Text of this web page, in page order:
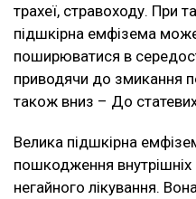
трахеї, стравоходу. При
підшкірна емфізема
поширюватися в
приводячи до змикання
також вниз – До статевих
Велика підшкірна
пошкодження внутрішніх
негайного лікування.